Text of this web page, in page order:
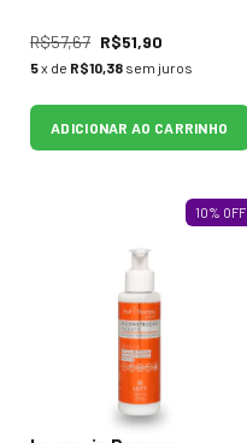
R$57,67 R$51,90
5x de R$10,38 sem juros
ADICIONAR AO CARRINHO
10% OFF